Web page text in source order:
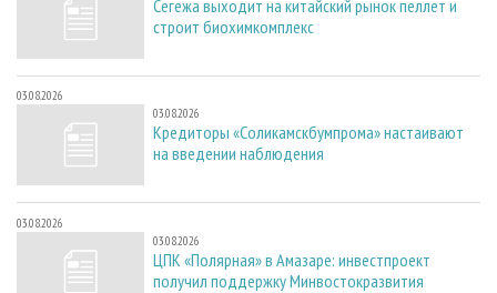
Сегежа выходит на китайский рынок пеллет и
строит биохимкомплекс
03.08.2026
03.08.2026
Кредиторы «Соликамскбумпрома» настаивают
на введении наблюдения
03.08.2026
03.08.2026
ЦПК «Полярная» в Амазаре: инвестпроект
получил поддержку Минвостокразвития